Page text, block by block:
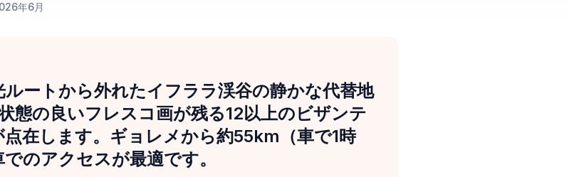
年6月
ートから外れたイフララ渓谷の静かな代替地
態の良いフレスコ画が残る12以上のビザンテ
点在します。ギョレメから約55km（車で1時
のアクセスが最適です。